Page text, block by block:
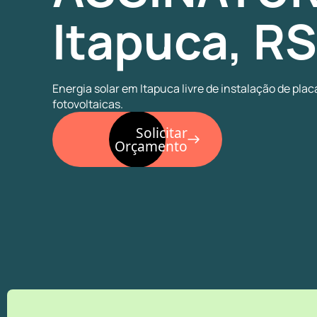
Itapuca, RS
Energia solar em Itapuca livre de instalação de
fotovoltaicas.
Solicitar
Orçamento